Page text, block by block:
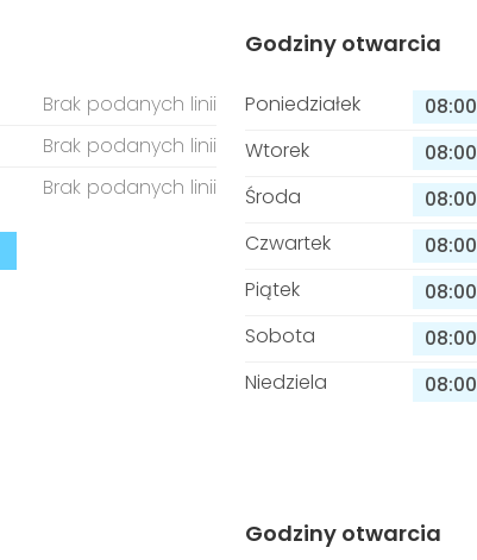
Brak podanych linii
Brak podanych linii
Brak podanych linii
Godziny otwarcia
Poniedziałek 08:00
Wtorek
08:00
Środa
08:00
Czwartek
08:00
Piątek
08:00
Sobota
08:00
Niedziela
08:00
Godziny otwarcia